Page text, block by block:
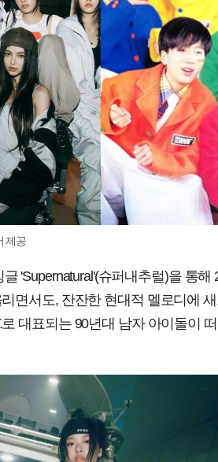
제공
'Supernatural'(슈퍼내추럴)을 통해
면서도, 잔잔한 현대적 멜로디에
대표되는 90년대 남자 아이돌이